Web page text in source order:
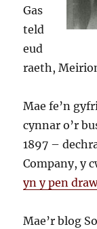
Gas
teld
eud
raeth,
Mae fe’n
cynnar o’r
1897 –
Company, y
yn y pen
Mae’r blog